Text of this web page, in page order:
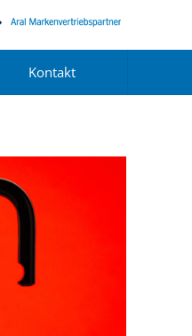
Kontakt